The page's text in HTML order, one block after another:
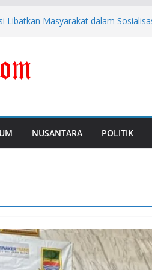
Libatkan Masyarakat dalam
Febrie Adriansyah Diborgol dan
Pengawasan dan Pencegahan
Dugaan Korupsi Digitalisasi
NUSANTARA POLITIK